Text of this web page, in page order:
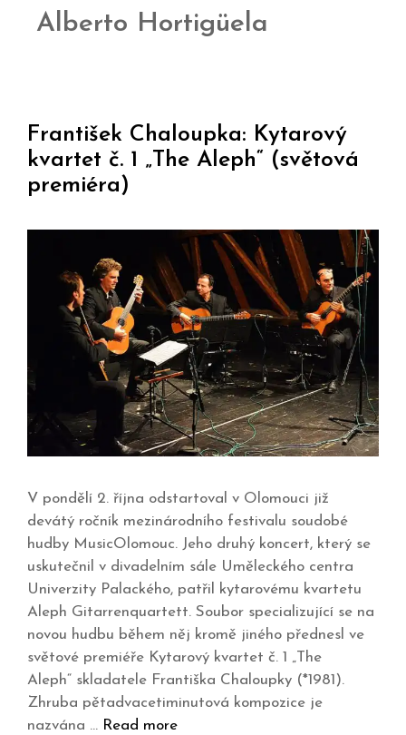
Alberto Hortigüela
František Chaloupka: Kytarový
kvartet č. 1 „The Aleph“ (světová
premiéra)
V pondělí 2. října odstartoval v Olomouci již
devátý ročník mezinárodního festivalu soudobé
hudby MusicOlomouc. Jeho druhý koncert, který se
uskutečnil v divadelním sále Uměleckého centra
Univerzity Palackého, patřil kytarovému kvartetu
Aleph Gitarrenquartett. Soubor specializující se na
novou hudbu během něj kromě jiného přednesl ve
světové premiéře Kytarový kvartet č. 1 „The
Aleph“ skladatele Františka Chaloupky (*1981).
Zhruba pětadvacetiminutová kompozice je
nazvána … Read more